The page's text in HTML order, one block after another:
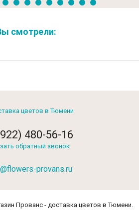
смотрели:
480-56-16
обратный звонок
provans.ru
Прованс - доставка цветов в Тюмени.